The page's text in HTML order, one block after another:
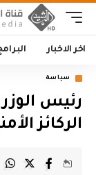
اخر الاخبار
سياسة
رئيس
الركائز